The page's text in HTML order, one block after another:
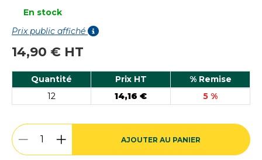
En stock
Prix public affiché
14,90 € HT
Quantité Prix HT
% Remise
12
14,16 € 5 %
AJOUTER AU PANIER